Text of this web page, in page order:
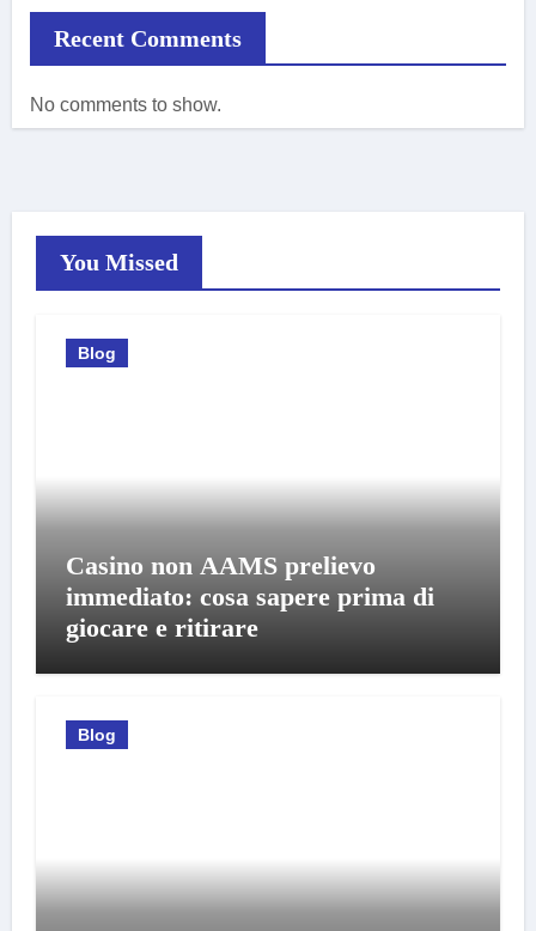
Recent Comments
No comments to show.
You Missed
Blog
Casino non AAMS prelievo
immediato: cosa sapere prima di
giocare e ritirare
Blog